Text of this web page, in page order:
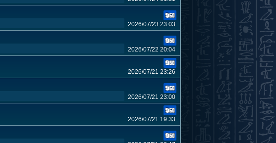
2026/07/23 23:03
2026/07/22 20:04
2026/07/21 23:26
2026/07/21 23:00
2026/07/21 19:33